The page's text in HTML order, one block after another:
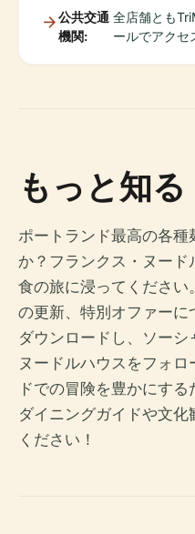
公共交通
機関:
全店舗とも
ールでアクセ
もっと知る
ポートランド最高の各
か？フランクス・ヌード
食の旅に浸ってくださ
の更新、特別オファー
ダウンロードし、ソーシ
ヌードルハウスをフォ
ドでの冒険を豊かにす
ダイニングガイドや文
ください！